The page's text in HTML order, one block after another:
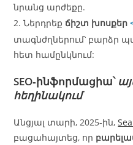
նրանց արժեքը.
2. Ներդրեք ճիշտ խոսքեր
տագնժղներում՝ բարձր
հետ համընկնում:
SEO‑ինֆորմացիա՝
հեղինակում
Անցյալ տարի, 2025‑ին,
բացահայտեց, որ